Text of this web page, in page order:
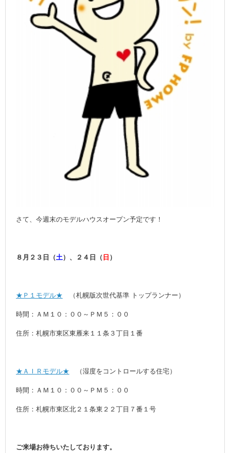
さて、今週末のモデルハウスオープン予定です！
８月２３日（土）、２４日（ 日 ）
★Ｐ１モデル★ （札幌版次世代基準 トップランナー）
時間：ＡＭ１０：００～ＰＭ５：００
住所：札幌市東区東雁来１１条３丁目１番
★ＡＩＲモデル★ （湿度をコントロールする住宅）
時間：ＡＭ１０：００～ＰＭ５：００
住所：札幌市東区北２１条東２２丁目７番１号
ご来場お待ちいたしております。